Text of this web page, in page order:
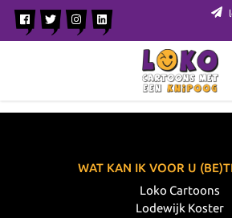
WAT KAN IK VOOR U
Loko Cartoons
Lodewijk Koster